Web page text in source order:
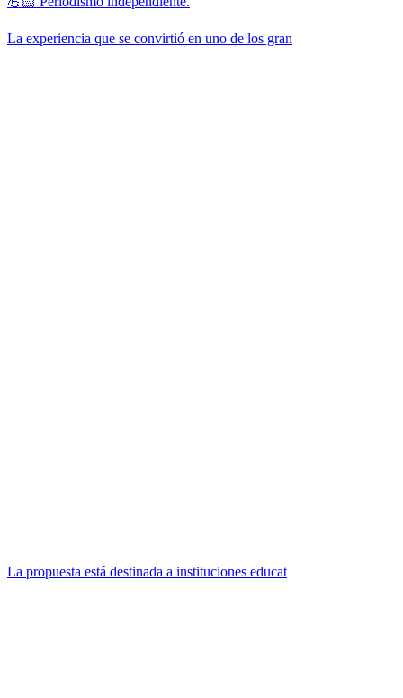
La experiencia que se convirtió en uno de los gran
La propuesta está destinada a instituciones educat